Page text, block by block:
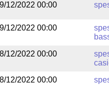
12/2022 00:00
12/2022 00:00
12/2022 00:00
12/2022 00:00